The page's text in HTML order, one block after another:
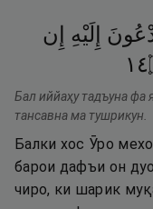
إِلَيْهِ
إِن
٤١
Бал иййаҳу тадъуна
тансавна ма тушрикун.
Балки хос Ӯро
барои дафъи он
чиро, ки шарик